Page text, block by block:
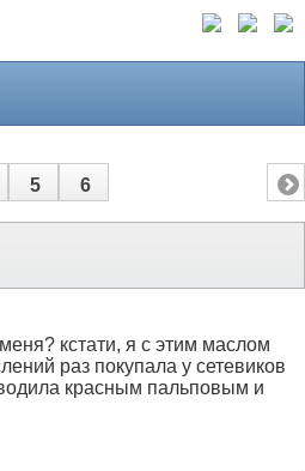
5 6
кстати, я с этим маслом
раз покупала у сетевиков
красным пальповым и